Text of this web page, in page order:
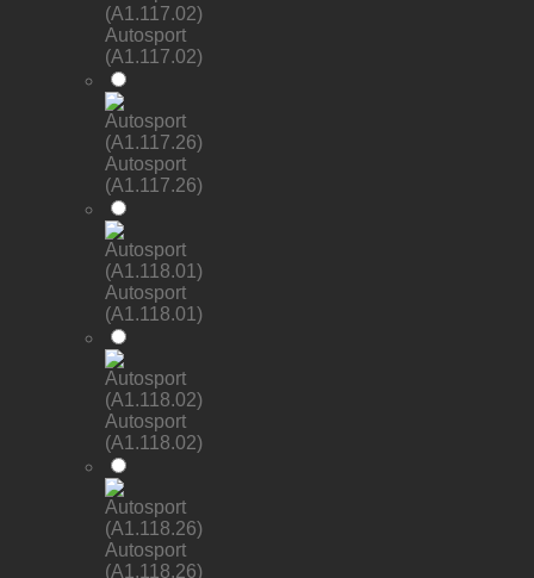
Autosport
(A1.117.02)
Autosport
(A1.117.26)
Autosport
(A1.118.01)
Autosport
(A1.118.02)
Autosport
(A1.118.26)